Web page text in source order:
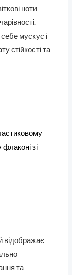
ноти
мускус і
стійкості та
зі
відображає
та